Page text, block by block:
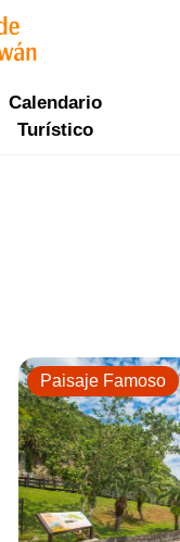
Calendario
Turístico
Paisaje Famoso